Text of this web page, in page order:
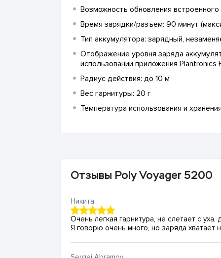
Возможность обновления
Время зарядки/разъем: 90 минут
Тип аккумулятора: зарядный,
Отображение уровня заряда
использовании приложения Plantronics
Радиус действия: до 10 м
Вес гарнитуры: 20 г
Температура использования и
Отзывы Poly Voyager 5200
Никита
Очень легкая гарнитура, не слетает с
Я говорю очень много, но заряда хватает